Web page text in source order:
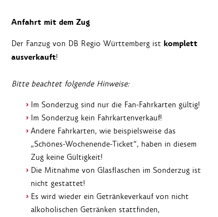
Anfahrt mit dem Zug
Der Fanzug von DB Regio Württemberg ist komplett
ausverkauft!
Bitte beachtet folgende Hinweise:
Im Sonderzug sind nur die Fan-Fahrkarten gültig!
Im Sonderzug kein Fahrkartenverkauf!
Andere Fahrkarten, wie beispielsweise das
„Schönes-Wochenende-Ticket“, haben in diesem
Zug keine Gültigkeit!
Die Mitnahme von Glasflaschen im Sonderzug ist
nicht gestattet!
Es wird wieder ein Getränkeverkauf von nicht
alkoholischen Getränken stattfinden,